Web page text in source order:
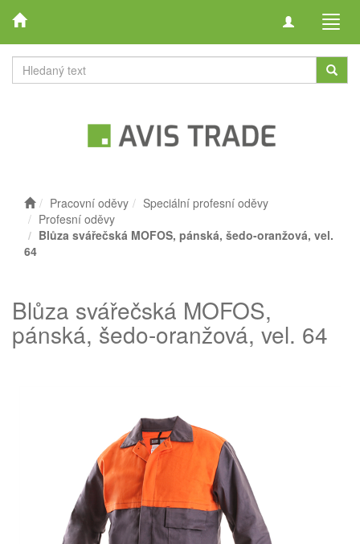
Toggle
Pracovní oděvy
Speciální profesní oděvy
Profesní oděvy
Blůza svářečská MOFOS, pánská, šedo-oranžová, vel.
64
Blůza svářečská MOFOS,
pánská, šedo-oranžová, vel. 64